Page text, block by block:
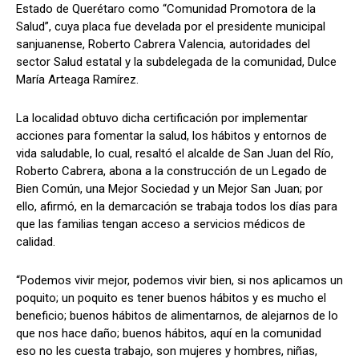
Estado de Querétaro como “Comunidad Promotora de la
Salud”, cuya placa fue develada por el presidente municipal
sanjuanense, Roberto Cabrera Valencia, autoridades del
sector Salud estatal y la subdelegada de la comunidad, Dulce
María Arteaga Ramírez.
La localidad obtuvo dicha certificación por implementar
acciones para fomentar la salud, los hábitos y entornos de
vida saludable, lo cual, resaltó el alcalde de San Juan del Río,
Roberto Cabrera, abona a la construcción de un Legado de
Bien Común, una Mejor Sociedad y un Mejor San Juan; por
ello, afirmó, en la demarcación se trabaja todos los días para
que las familias tengan acceso a servicios médicos de
calidad.
“Podemos vivir mejor, podemos vivir bien, si nos aplicamos un
poquito; un poquito es tener buenos hábitos y es mucho el
beneficio; buenos hábitos de alimentarnos, de alejarnos de lo
que nos hace daño; buenos hábitos, aquí en la comunidad
eso no les cuesta trabajo, son mujeres y hombres, niñas,